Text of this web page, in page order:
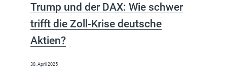
Trump und der DAX: Wie schwer
trifft die Zoll-Krise deutsche
Aktien?
30. April 2025